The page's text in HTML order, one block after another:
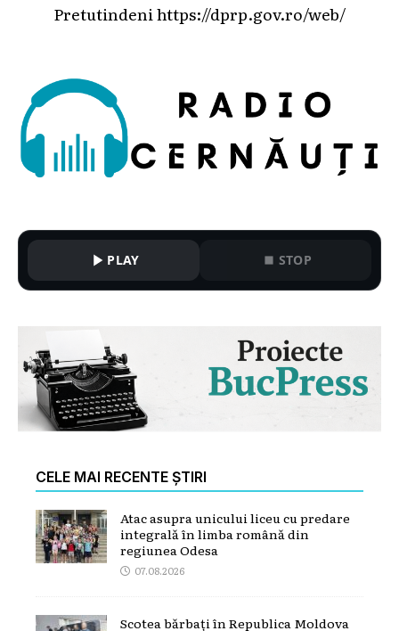
Pretutindeni https://dprp.gov.ro/web/
PLAY STOP
CELE MAI RECENTE ȘTIRI
Atac asupra unicului liceu cu predare
integrală în limba română din
regiunea Odesa
07.08.2026
Scotea bărbați în Republica Moldova